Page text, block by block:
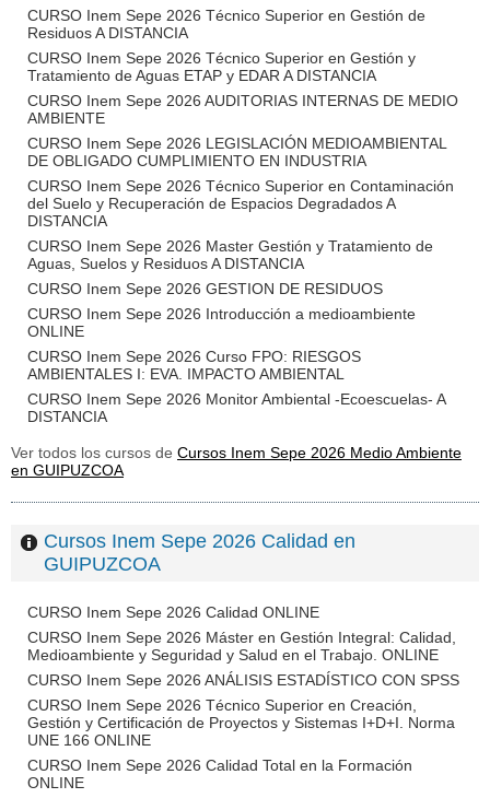
CURSO Inem Sepe 2026 Técnico Superior en Gestión de
Residuos A DISTANCIA
CURSO Inem Sepe 2026 Técnico Superior en Gestión y
Tratamiento de Aguas ETAP y EDAR A DISTANCIA
CURSO Inem Sepe 2026 AUDITORIAS INTERNAS DE MEDIO
AMBIENTE
CURSO Inem Sepe 2026 LEGISLACIÓN MEDIOAMBIENTAL
DE OBLIGADO CUMPLIMIENTO EN INDUSTRIA
CURSO Inem Sepe 2026 Técnico Superior en Contaminación
del Suelo y Recuperación de Espacios Degradados A
DISTANCIA
CURSO Inem Sepe 2026 Master Gestión y Tratamiento de
Aguas, Suelos y Residuos A DISTANCIA
CURSO Inem Sepe 2026 GESTION DE RESIDUOS
CURSO Inem Sepe 2026 Introducción a medioambiente
ONLINE
CURSO Inem Sepe 2026 Curso FPO: RIESGOS
AMBIENTALES I: EVA. IMPACTO AMBIENTAL
CURSO Inem Sepe 2026 Monitor Ambiental -Ecoescuelas- A
DISTANCIA
Ver todos los cursos de Cursos Inem Sepe 2026 Medio Ambiente
en GUIPUZCOA
Cursos Inem Sepe 2026 Calidad en
GUIPUZCOA
CURSO Inem Sepe 2026 Calidad ONLINE
CURSO Inem Sepe 2026 Máster en Gestión Integral: Calidad,
Medioambiente y Seguridad y Salud en el Trabajo. ONLINE
CURSO Inem Sepe 2026 ANÁLISIS ESTADÍSTICO CON SPSS
CURSO Inem Sepe 2026 Técnico Superior en Creación,
Gestión y Certificación de Proyectos y Sistemas I+D+I. Norma
UNE 166 ONLINE
CURSO Inem Sepe 2026 Calidad Total en la Formación
ONLINE